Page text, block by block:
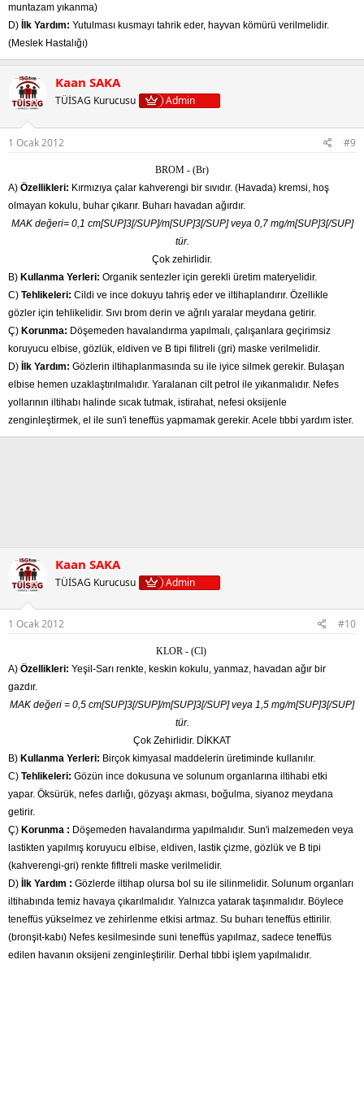
muntazam yıkanma)
D)
İlk Yardım: Yutulması kusmayı tahrik eder, hayvan kömürü verilmelidir.
(Meslek Hastalığı)
Kaan SAKA
TÜİSAG Kurucusu Admin
1 Ocak 2012 #9
BROM - (Br)
A) Özellikleri: Kırmızıya çalar kahverengi bir sıvıdır. (Havada) kremsi, hoş
olmayan kokulu, buhar çıkarır. Buharı havadan ağırdır.
MAK değeri= 0,1 cm[SUP]3[/SUP]/m[SUP]3[/SUP] veya 0,7 mg/m[SUP]3[/SUP]
tür.
Çok zehirlidir.
B) Kullanma Yerleri: Organik sentezler için gerekli üretim materyelidir.
C) Tehlikeleri: Cildi ve ince dokuyu tahriş eder ve iltihaplandırır. Özellikle
gözler için tehlikelidir. Sıvı brom derin ve ağrılı yaralar meydana getirir.
Ç) Korunma: Döşemeden havalandırma yapılmalı, çalışanlara geçirimsiz
koruyucu elbise, gözlük, eldiven ve B tipi filitreli (gri) maske verilmelidir.
D) İlk Yardım: Gözlerin iltihaplanmasında su ile iyice silmek gerekir. Bulaşan
elbise hemen uzaklaştırılmalıdır. Yaralanan cilt petrol ile yıkanmalıdır. Nefes
yollarının iltihabı halinde sıcak tutmak, istirahat, nefesi oksijenle
zenginleştirmek, el ile sun'i teneffüs yapmamak gerekir. Acele tıbbi yardım ister.
Kaan SAKA
TÜİSAG Kurucusu Admin
1 Ocak 2012 #10
KLOR - (Cl)
A) Özellikleri: Yeşil-Sarı renkte, keskin kokulu, yanmaz, havadan ağır bir
gazdır.
MAK değeri = 0,5 cm[SUP]3[/SUP]/m[SUP]3[/SUP] veya 1,5 mg/m[SUP]3[/SUP]
tür.
Çok Zehirlidir. DİKKAT
B) Kullanma Yerleri: Birçok kimyasal maddelerin üretiminde kullanılır.
C) Tehlikeleri: Gözün ince dokusuna ve solunum organlarına iltihabi etki
yapar. Öksürük, nefes darlığı, gözyaşı akması, boğulma, siyanoz meydana
getirir.
Ç) Korunma : Döşemeden havalandırma yapılmalıdır. Sun'i malzemeden veya
lastikten yapılmış koruyucu elbise, eldiven, lastik çizme, gözlük ve B tipi
(kahverengi-gri) renkte fifltreli maske verilmelidir.
D)
İlk Yardım : Gözlerde iltihap olursa bol su ile silinmelidir. Solunum organları
iltihabında temiz havaya çıkarılmalıdır. Yalnızca yatarak taşınmalıdır. Böylece
teneffüs yükselmez ve zehirlenme etkisi artmaz. Su buharı teneffüs ettirilir.
(bronşit-kabı) Nefes kesilmesinde suni teneffüs yapılmaz, sadece teneffüs
edilen havanın oksijeni zenginleştirilir. Derhal tıbbi işlem yapılmalıdır.